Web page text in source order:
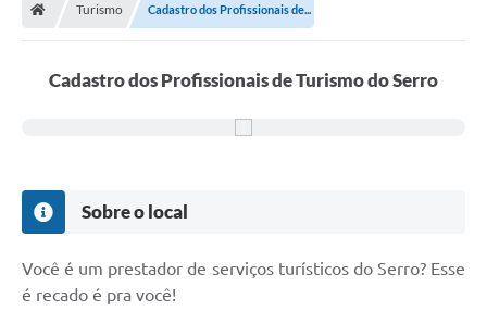
Transparência Pública
Processo Seletivo/Concurso Público
Planejamento e Orçamento Público: PPA - LOA -
LDO
Licitações
Turismo Cadastro dos Profissionais de...
Cadastro dos Profissionais de Turismo do Serro
Sobre o local
Você é um prestador de serviços turísticos do Serro? Esse
é recado é pra você!